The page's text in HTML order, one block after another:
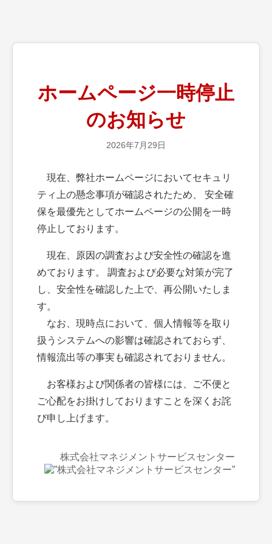
ホームページ一時停止
のお知らせ
2026年7月29日
現在、弊社ホームページにおいてセキュリ
ティ上の懸念事項が確認されたため、 安全確
保を最優先としてホームページの公開を一時
停止しております。
現在、原因の調査および安全性の確認を進
めております。 調査および必要な対策が完了
し、安全性を確認した上で、再公開いたしま
す。
なお、現時点において、個人情報等を取り
扱うシステムへの影響は確認されておらず、
情報流出等の事実も確認されておりません。
お客様および関係者の皆様には、ご不便と
ご心配をお掛けしておりますことを深くお詫
び申し上げます。
株式会社マネジメントサービスセンター